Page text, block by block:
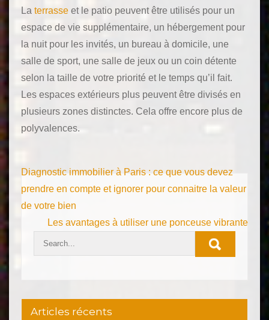
La terrasse et le patio peuvent être utilisés pour un
espace de vie supplémentaire, un hébergement pour
la nuit pour les invités, un bureau à domicile, une
salle de sport, une salle de jeux ou un coin détente
selon la taille de votre priorité et le temps qu’il fait.
Les espaces extérieurs plus peuvent être divisés en
plusieurs zones distinctes. Cela offre encore plus de
polyvalences.
Navigation
de
l’article
Diagnostic immobilier à Paris : ce que vous devez
prendre en compte et ignorer pour connaitre la valeur
de votre bien
Les avantages à utiliser une ponceuse vibrante
Articles récents